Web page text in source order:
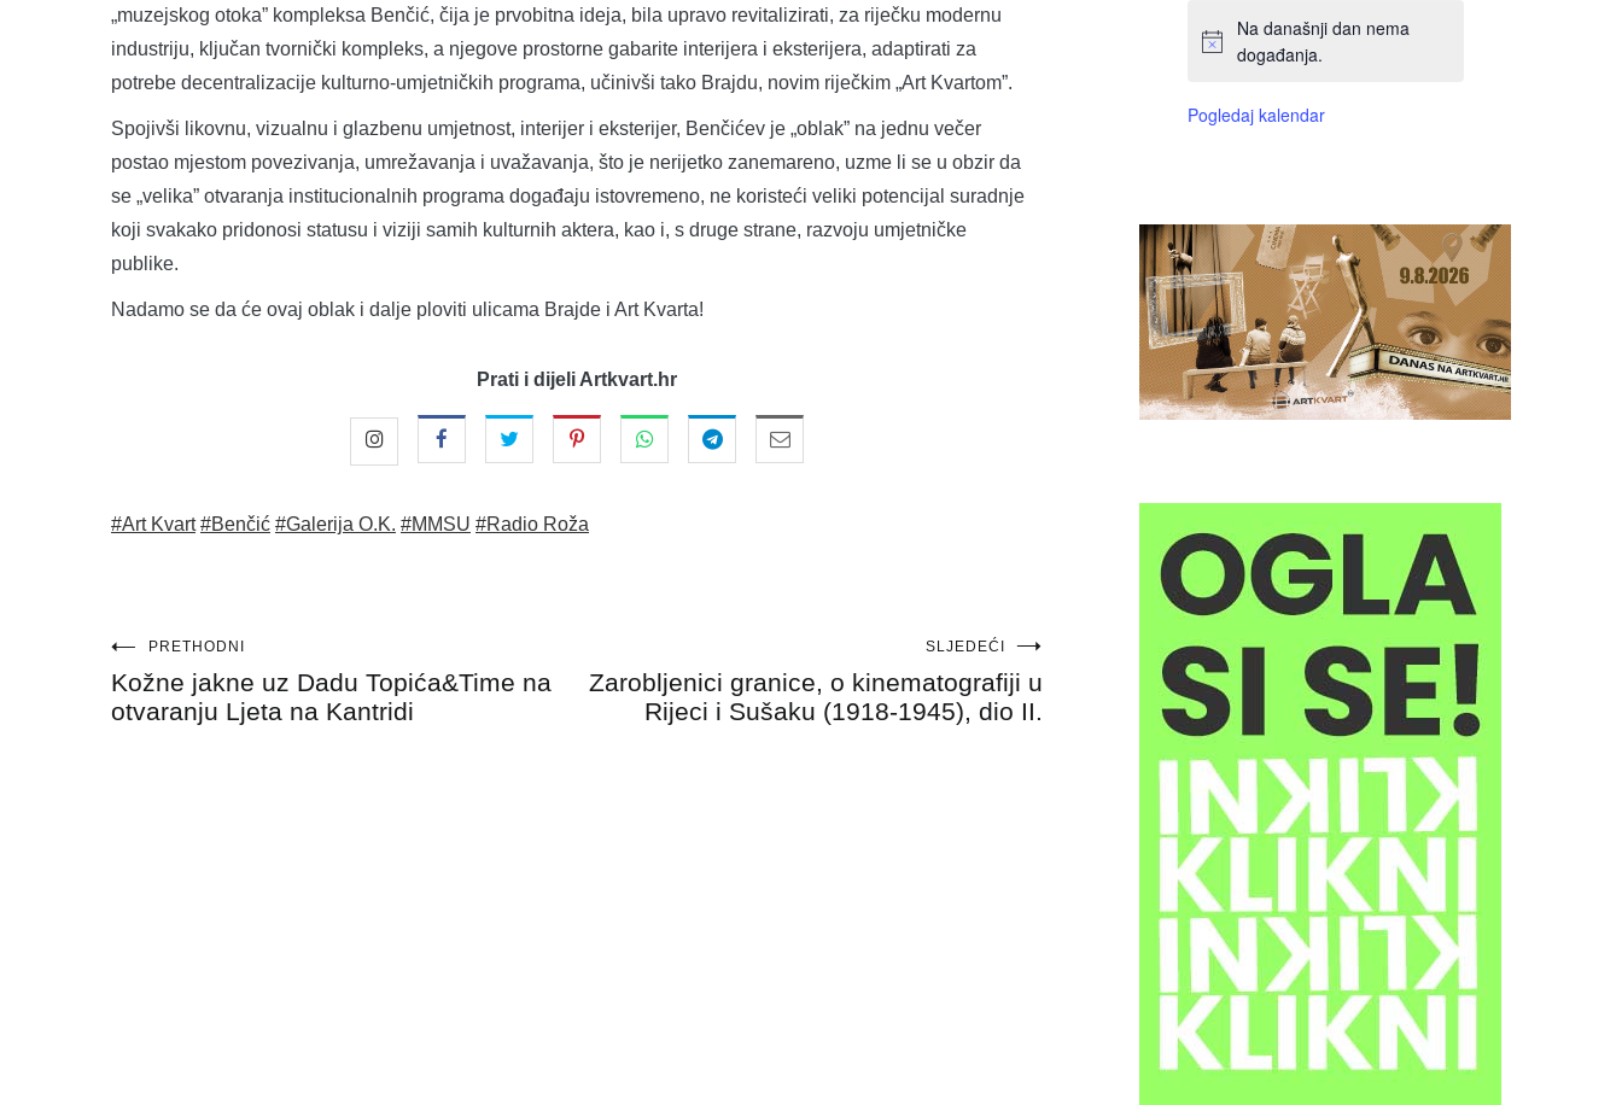
„muzejskog otoka” kompleksa Benčić, čija je prvobitna ideja, bila upravo revitalizirati, za riječku modernu
industriju, ključan tvornički kompleks, a njegove prostorne gabarite interijera i eksterijera, adaptirati za
potrebe decentralizacije kulturno-umjetničkih programa, učinivši tako Brajdu, novim riječkim „Art Kvartom”.
Spojivši likovnu, vizualnu i glazbenu umjetnost, interijer i eksterijer, Benčićev je „oblak” na jednu večer
postao mjestom povezivanja, umrežavanja i uvažavanja, što je nerijetko zanemareno, uzme li se u obzir da
se „velika” otvaranja institucionalnih programa događaju istovremeno, ne koristeći veliki potencijal suradnje
koji svakako pridonosi statusu i viziji samih kulturnih aktera, kao i, s druge strane, razvoju umjetničke
publike.
Nadamo se da će ovaj oblak i dalje ploviti ulicama Brajde i Art Kvarta!
Prati i dijeli Artkvart.hr
#Art Kvart #Benčić #Galerija O.K. #MMSU #Radio Roža
Navigacija
objava
PRETHODNI
Kožne jakne uz Dadu Topića&Time na
otvaranju Ljeta na Kantridi
SLJEDEĆI
Zarobljenici granice, o kinematografiji u
Rijeci i Sušaku (1918-1945), dio II.
Na današnji dan nema
događanja.
Pogledaj kalendar